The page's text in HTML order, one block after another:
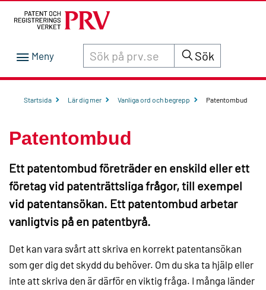
Sök innehåll på siten prv.se Sök
Startsida Lär dig mer Vanliga ord och begrepp Patentombud
Patentombud
Ett patentombud företräder en enskild eller ett
företag vid patenträttsliga frågor, till exempel
vid patentansökan. Ett patentombud arbetar
vanligtvis på en patentbyrå.
Det kan vara svårt att skriva en korrekt patentansökan
som ger dig det skydd du behöver. Om du ska ta hjälp eller
inte att skriva den är därför en viktig fråga. I många länder